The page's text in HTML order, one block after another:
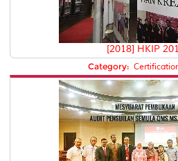
[2018] HKIP
Category: